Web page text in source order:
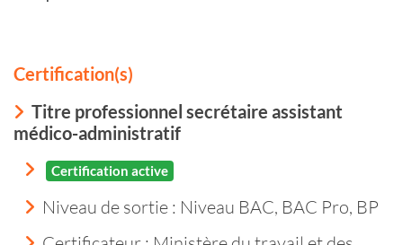
Certification(s)
Titre professionnel secrétaire assistant
médico-administratif
Certification active
Niveau de sortie : Niveau BAC, BAC Pro, BP